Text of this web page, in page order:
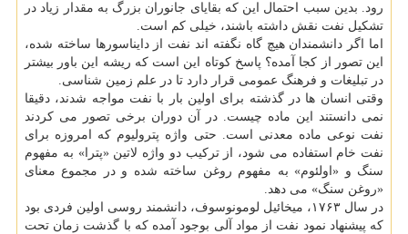
رود. بدین سبب احتمال این که بقایای جانوران بزرگ به مقدار زیاد در
تشکیل نفت نقش داشته باشند، خیلی کم است.
اما اگر دانشمندان هیچ گاه نگفته اند نفت از دایناسورها ساخته شده،
این تصور از کجا آمده؟ پاسخ کوتاه این است که ریشه این باور بیشتر
در تبلیغات و فرهنگ عمومی قرار دارد تا در علم زمین شناسی.
وقتی انسان ها در گذشته برای اولین بار با نفت مواجه شدند، دقیقا
نمی دانستند این ماده چیست. در آن دوران برخی تصور می کردند
نفت نوعی ماده معدنی است. حتی واژه پترولیوم که امروزه برای
نفت خام استفاده می شود، از ترکیب دو واژه لاتین «پترا» به مفهوم
سنگ و «اولئوم» به مفهوم روغن ساخته شده و در مجموع معنای
«روغن سنگ» می دهد.
در سال ۱۷۶۳، میخائیل لومونوسوف، دانشمند روسی اولین فردی بود
که پیشنهاد نمود نفت از مواد آلی بوجود آمده که با گذشت زمان تحت